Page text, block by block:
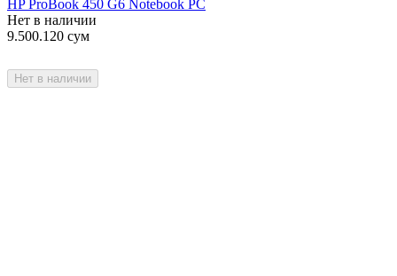
HP ProBook 450 G6 Notebook PC
Нет в наличии
9.500.120 сум
Нет в наличии